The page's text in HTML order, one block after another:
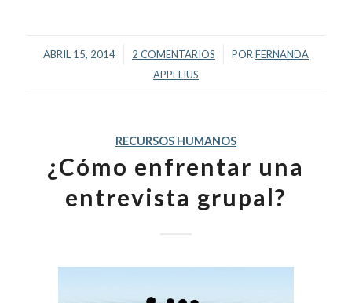
ABRIL 15, 2014
/ 2 COMENTARIOS
/ PORFERNANDA
APPELIUS
RECURSOS HUMANOS
¿Cómo enfrentar una
entrevista grupal?